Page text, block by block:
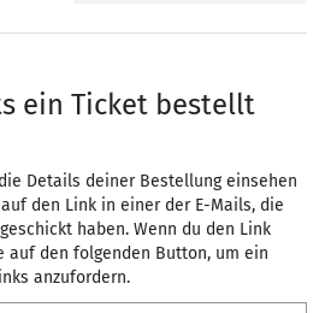
ein Ticket bestellt
Details deiner Bestellung einsehen
den Link in einer der E-Mails, die
haben. Wenn du den Link
auf den folgenden Button, um ein
anzufordern.